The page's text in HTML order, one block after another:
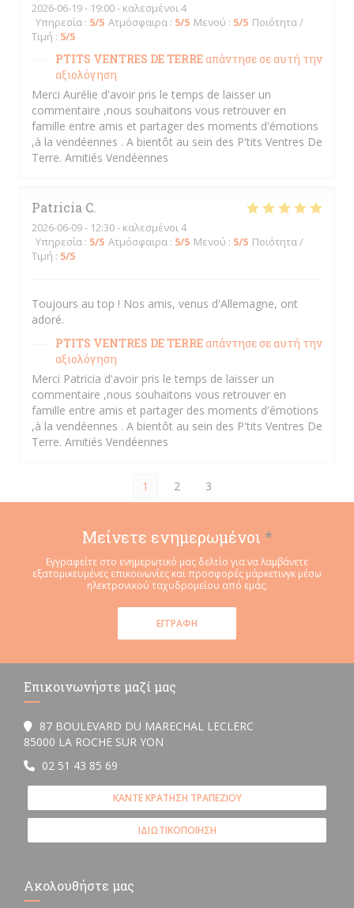
2026-06-19- 19:00 - καλεσμένοι 4
Υπηρεσία : 5/5 Ατμόσφαιρα : 5/5 Μενού : 5/5 Ποιότητα /
Τιμή : 5/5
PTITS VENTRES DE TERREαπάντησε σε αυτή την
αξιολόγηση
Merci Aurélie d'avoir pris le temps de laisser un
commentaire ,nous souhaitons vous retrouver en
famille entre amis et partager des moments d'émotions
,à la vendéennes . A bientôt au sein des P'tits Ventres De
Terre. Amitiés Vendéennes
Patricia C
2026-06-09- 12:30 - καλεσμένοι 4
Υπηρεσία : 5/5 Ατμόσφαιρα : 5/5 Μενού : 5/5 Ποιότητα /
Τιμή : 5/5
Toujours au top ! Nos amis, venus d'Allemagne, ont
adoré.
PTITS VENTRES DE TERREαπάντησε σε αυτή την
αξιολόγηση
Merci Patricia d'avoir pris le temps de laisser un
commentaire ,nous souhaitons vous retrouver en
famille entre amis et partager des moments d'émotions
,à la vendéennes . A bientôt au sein des P'tits Ventres De
Terre. Amitiés Vendéennes
1 2 3
Μείνετε ενημερωμένοι *
Εγγραφείτε στο ενημερωτικό μας δελτίο για να λαμβάνετε
εξατομικευμένες επικοινωνίες και προσφορές μάρκετινγκ μέσω
ηλεκτρονικού ταχυδρομείου από εμάς.
ΕΓΓΡΑΦΉ
Επικοινωνήστε μαζί μας
87 BOULEVARD DU MARECHAL LECLERC
85000 LA ROCHE SUR YON
02 51 43 85 69
ΚΆΝΤΕ ΚΡΆΤΗΣΗ ΤΡΑΠΕΖΙΟΎ
ΙΔΙΩΤΙΚΟΠΟΊΗΣΗ
Ακολουθήστε μας